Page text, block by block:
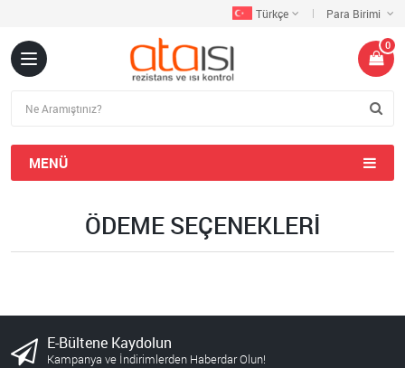
Türkçe Para Birimi
0
MENÜ
ÖDEME SEÇENEKLERI
E-Bültene Kaydolun
Kampanya ve İndirimlerden Haberdar Olun!